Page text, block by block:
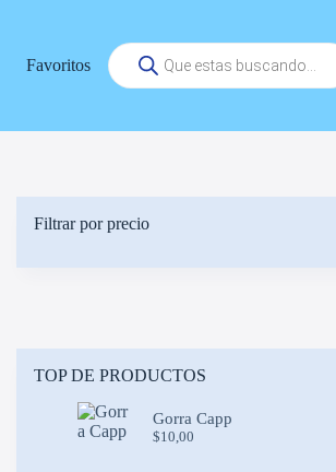
Favoritos
Búsqueda
de
productos
Filtrar por precio
TOP DE PRODUCTOS
Gorra Capp
$10,00